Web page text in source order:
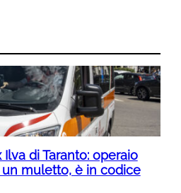
Ilva di Taranto: operaio
muletto, è in codice